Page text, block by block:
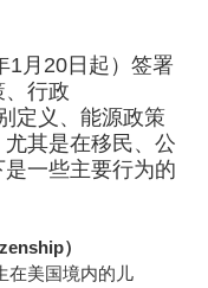
1月20日起）签署
、行政
定义、能源政策
其是在移民、公
一些主要行为的
）
在美国境内的儿